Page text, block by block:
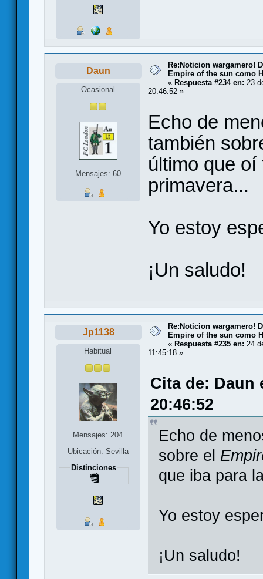
Daun
Ocasional
Mensajes: 60
Re:Noticion wargamero!
Empire of the sun como
« Respuesta #234 en: 23
20:46:52 »
Echo de
también
último que
primavera...
Yo estoy
¡Un saludo!
Jp1138
Habitual
Mensajes: 204
Ubicación: Sevilla
Distinciones
Re:Noticion wargamero!
Empire of the sun como
« Respuesta #235 en: 24
11:45:18 »
Cita de: Daun
20:46:52
Echo de
sobre el
que iba para
Yo estoy
¡Un saludo!